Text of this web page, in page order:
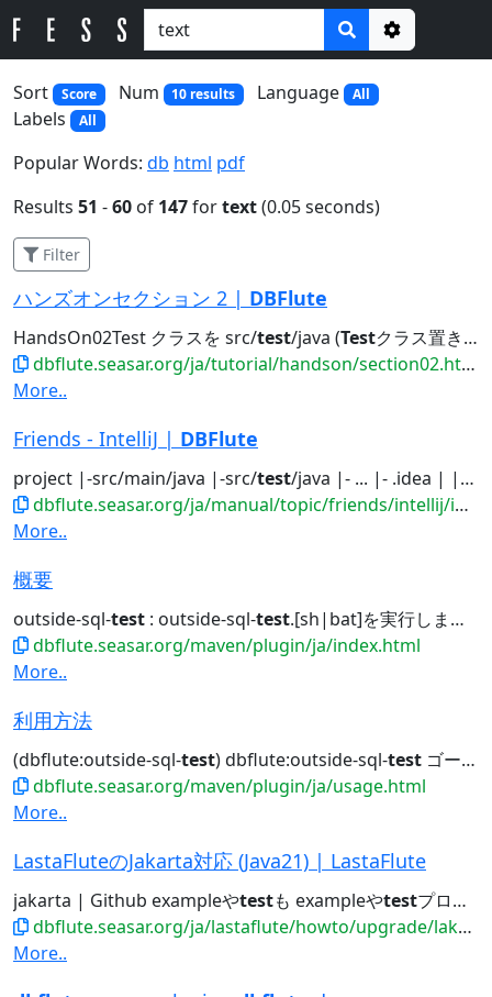
Options
Sort
Score Num 10 results Language All
Labels All
Popular Words: db html pdf
Results 51 -60 of 147fortext(0.05 seconds)
Filter
ハンズオンセクション 2 | DBFlute
HandsOn02Test クラスを src/test/java (Testクラス置き場) に作成してください。 このクラスは...ード (src/main/java) を、
dbflute.seasar.org/ja/tutorial/handson/section02.html
More..
Friends - IntelliJ | DBFlute
project |-src/main/java |-src/test/java |- ... |- .idea | |-inspectionProfiles...project |-src/main/java |-src/
dbflute.seasar.org/ja/manual/topic/friends/intellij/index.html
More..
概要
outside-sql-test : outside-sql-test.[sh|bat]を実行します。 replace-schema...jdbc generate doc outside-sql-
dbflute.seasar.org/maven/plugin/ja/index.html
More..
利用方法
(dbflute:outside-sql-test) dbflute:outside-sql-test ゴールを実行すると、DBFlute...outside-sql-
dbflute.seasar.org/maven/plugin/ja/usage.html
More..
LastaFluteのJakarta対応 (Java21) | LastaFlute
jakarta | Github exampleやtestも exampleやtestプロジェクトもブランチで分けてマージ管理していきます。...Jakarta版LastaFlute リリース一覧 Java8版との整合性 exampleや
dbflute.seasar.org/ja/lastaflute/howto/upgrade/lakarta.html
More..